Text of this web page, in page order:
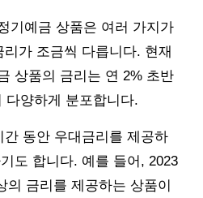
기예금 상품은 여러 가지가
가 조금씩 다릅니다. 현재
상품의 금리는 연 2% 초반
다양하게 분포합니다.
동안 우대금리를 제공하
도 합니다. 예를 들어, 2023
의 금리를 제공하는 상품이